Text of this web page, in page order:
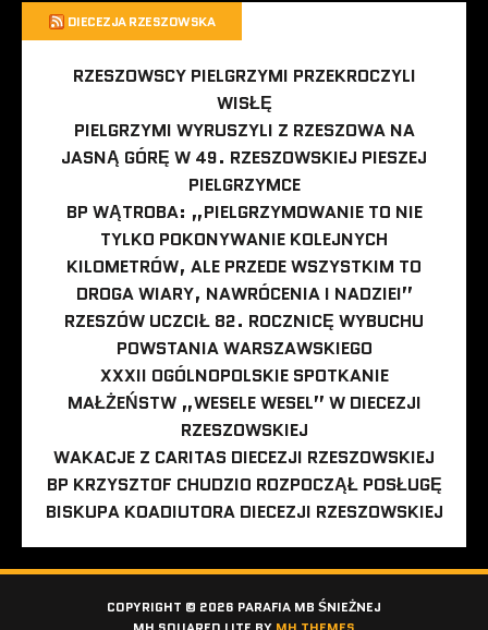
DIECEZJA RZESZOWSKA
RZESZOWSCY PIELGRZYMI PRZEKROCZYLI
WISŁĘ
PIELGRZYMI WYRUSZYLI Z RZESZOWA NA
JASNĄ GÓRĘ W 49. RZESZOWSKIEJ PIESZEJ
PIELGRZYMCE
BP WĄTROBA: „PIELGRZYMOWANIE TO NIE
TYLKO POKONYWANIE KOLEJNYCH
KILOMETRÓW, ALE PRZEDE WSZYSTKIM TO
DROGA WIARY, NAWRÓCENIA I NADZIEI”
RZESZÓW UCZCIŁ 82. ROCZNICĘ WYBUCHU
POWSTANIA WARSZAWSKIEGO
XXXII OGÓLNOPOLSKIE SPOTKANIE
MAŁŻEŃSTW „WESELE WESEL” W DIECEZJI
RZESZOWSKIEJ
WAKACJE Z CARITAS DIECEZJI RZESZOWSKIEJ
BP KRZYSZTOF CHUDZIO ROZPOCZĄŁ POSŁUGĘ
BISKUPA KOADIUTORA DIECEZJI RZESZOWSKIEJ
COPYRIGHT © 2026 PARAFIA MB ŚNIEŻNEJ